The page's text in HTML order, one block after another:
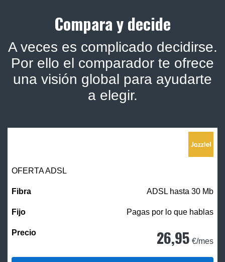
Compara y decide
A veces es complicado decidirse.
Por ello el comparador te ofrece
una visión global para ayudarte
a elegir.
OFERTA ADSL
ADSL hasta 30 Mb
Pagas por lo que hablas
26,95 €/mes